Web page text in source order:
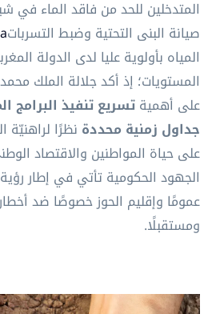
المتدخلين للحد من فاقد الماء في
صيانة البنى التحتية وضبط التسربات
المياه بأولوية عليا لدى الدولة
المستويات؛ إذ أكد جلالة الملك
على أهميةتسريع تنفيذ البرامج
جداول زمنية محددة نظرًا لراهنيّة
على حياة المواطنين والاقتصاد
الجهود الحكومية تأتي في إطار
عمومًا وإقليم الحوز خصوصًا ضد
ومستقبلًا.